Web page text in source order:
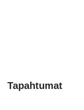
Tapahtumat